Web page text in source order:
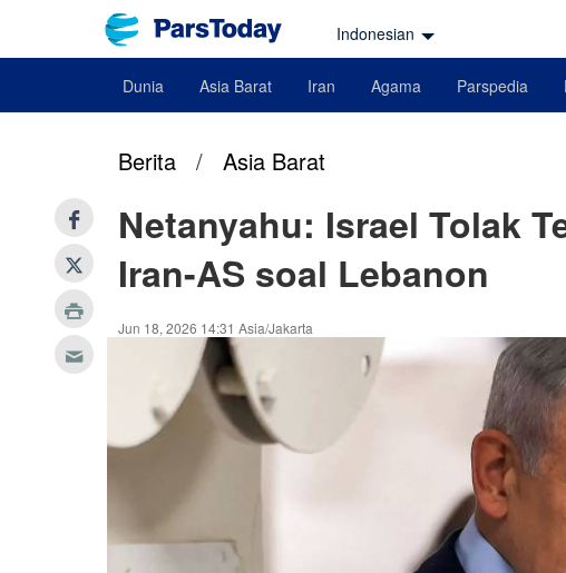
Indonesian
Dunia Asia Barat Iran Agama Parspedia
Berita / Asia Barat
Netanyahu: Israel Tolak
Iran-AS soal Lebanon
Jun 18, 2026 14:31 Asia/Jakarta